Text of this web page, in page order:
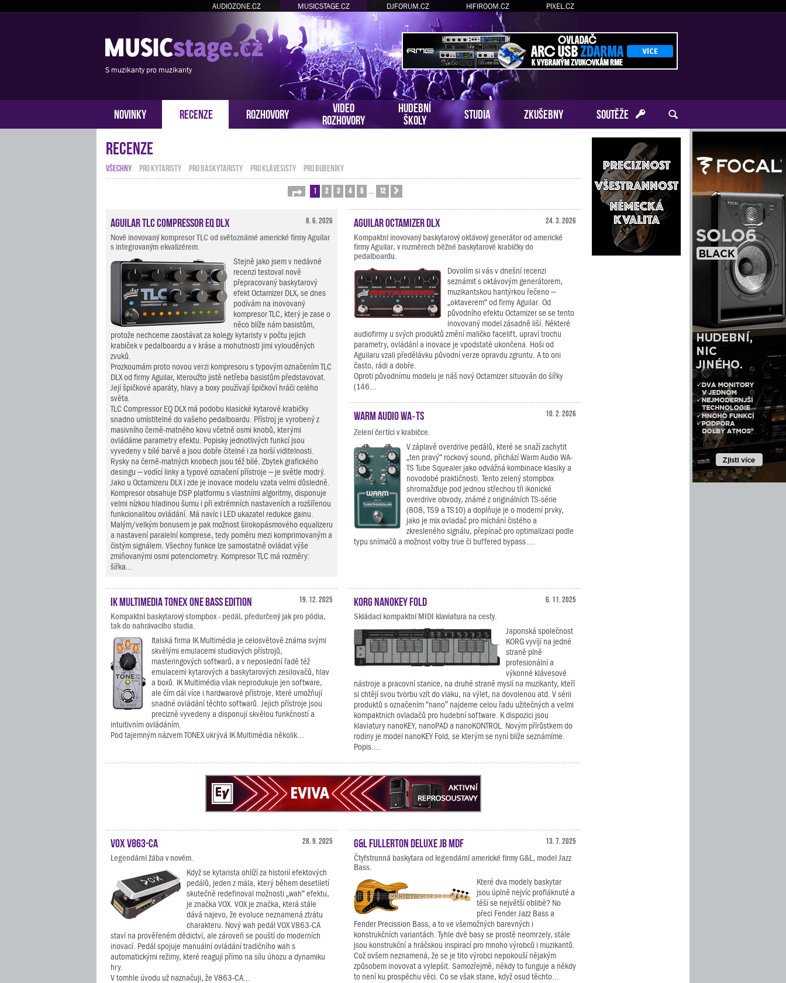
AUDIOZONE.CZ MUSICSTAGE.CZ DJFORUM.CZ HIFIROOM.CZ PIXEL.CZ
S muzikanty pro muzikanty
NOVINKY RECENZE ROZHOVORY
VIDEO
ROZHOVORY
HUDEBNÍ
ŠKOLY
STUDIA ZKUŠEBNY SOUTĚŽE
Recenze
VŠECHNY PRO KYTARISTY PRO BASKYTARISTY PRO KLÁVESISTY PRO BUBENÍKY
Stránka 1z 12
1 2 3 4 5 12
8. 6. 2026
Aguilar TLC Compressor EQ DLX
Nově inovovaný kompresor TLC od světoznámé americké firmy Aguilar
s integrovaným ekvalizérem.
Stejně jako jsem v nedávné
recenzi testoval nově
přepracovaný baskytarový
efekt Octamizer DLX, se dnes
podívám na inovovaný
kompresor TLC, který je zase o
něco blíže nám basistům,
protože nechceme zaostávat za kolegy kytaristy v počtu jejich
krabiček v pedalboardu a v kráse a mohutnosti jimi vylouděných
zvuků.
Prozkoumám proto novou verzi kompresoru s typovým označením TLC
DLX od firmy Aguilar, kteroužto jistě netřeba basistům představovat.
Její špičkové aparáty, hlavy a boxy používají špičkoví hráči celého
světa.
TLC Compressor EQ DLX má podobu klasické kytarové krabičky
snadno umístitelné do vašeho pedalboardu. Přístroj je vyrobený z
masivního černě-matného kovu včetně osmi knobů, kterými
ovládáme parametry efektu. Popisky jednotlivých funkcí jsou
vyvedeny v bílé barvě a jsou dobře čitelné i za horší viditelnosti.
Rysky na černě-matných knobech jsou též bílé. Zbytek grafického
desingu – vodící linky a typové označení přístroje – je světle modrý.
Jako u Octamizeru DLX i zde je inovace modelu vzata velmi důsledně.
Kompresor obsahuje DSP platformu s vlastními algoritmy, disponuje
velmi nízkou hladinou šumu i při extrémních nastaveních a rozšířenou
funkcionalitou ovládání. Má navíc i LED ukazatel redukce gainu.
Malým/velkým bonusem je pak možnost širokopásmového equalizeru
a nastavení paralelní komprese, tedy poměru mezi komprimovaným a
čistým signálem. Všechny funkce lze samostatně ovládat výše
zmiňovanými osmi potenciometry. Kompresor TLC má rozměry:
šířka...
24. 3. 2026
Aguilar Octamizer DLX
Kompaktní inovovaný baskytarový oktávový generátor od americké
firmy Aguilar, v rozměrech běžné baskytarové krabičky do
pedalboardu.
Dovolím si vás v dnešní recenzi
seznámit s oktávovým generátorem,
muzikantskou hantýrkou řečeno –
„oktaverem“ od firmy Aguilar. Od
původního efektu Octamizer se se tento
inovovaný model zásadně liší. Některé
audiofirmy u svých produktů změní maličko facelift, upraví trochu
parametry, ovládání a inovace je vpodstatě ukončena. Hoši od
Aguilaru vzali předělávku původní verze opravdu zgruntu. A to oni
často, rádi a dobře.
Oproti původnímu modelu je náš nový Octamizer situován do šířky
(146...
10. 2. 2026
Warm Audio WA‑TS
Zelení čertíci v krabičce.
V záplavě overdrive pedálů, které se snaží zachytit
„ten pravý“ rockový sound, přichází Warm Audio WA-
TS Tube Squealer jako odvážná kombinace klasiky a
novodobé praktičnosti. Tento zelený stompbox
shromažďuje pod jednou střechou tři ikonické
overdrive obvody, známé z originálních TS-série
(808, TS9 a TS10) a doplňuje je o moderní prvky,
jako je mix ovladač pro míchání čistého a
zkresleného signálu, přepínač pro optimalizaci podle
typu snímačů a možnost volby true či buffered bypass....
19. 12. 2025
IK Multimedia TONEX ONE Bass Edition
Kompaktní baskytarový stompbox - pedál, předurčený jak pro pódia,
tak do nahrávacího studia.
Italská firma IK Multimédia je celosvětově známa svými
skvělými emulacemi studiových přístrojů,
masteringových softwarů, a v neposlední řadě též
emulacemi kytarových a baskytarových zesilovačů, hlav
a boxů. IK Multimédia však neprodukuje jen software,
ale čím dál více i hardwarové přístroje, které umožňují
snadné ovládání těchto softwarů. Jejich přístroje jsou
precizně vyvedeny a disponují skvělou funkčností a
intuitivním ovládáním.
Pod tajemným názvem TONEX ukrývá IK Multimédia několik...
6. 11. 2025
KORG nanoKEY Fold
Skládací kompaktní MIDI klaviatura na cesty.
Japonská společnost
KORG vyvíjí na jedné
straně plně
profesionální a
výkonné klávesové
nástroje a pracovní stanice, na druhé straně myslí na muzikanty, kteří
si chtějí svou tvorbu vzít do vlaku, na výlet, na dovolenou atd. V sérii
produktů s označením “nano” najdeme celou řadu užitečných a velmi
kompaktních ovladačů pro hudební software. K dispozici jsou
klaviatury nanoKEY, nanoPAD a nanoKONTROL. Novým přírůstkem do
rodiny je model nanoKEY Fold, se kterým se nyní blíže seznámíme.
Popis....
28. 9. 2025
VOX V863-CA
Legendární žába v novém.
Když se kytarista ohlíží za historií efektových
pedálů, jeden z mála, který během desetiletí
skutečně redefinoval možnosti „wah“ efektu,
je značka VOX. VOX je značka, která stále
dává najevo, že evoluce neznamená ztrátu
charakteru. Nový wah pedál VOX V863-CA
staví na prověřeném dědictví, ale zároveň se pouští do moderních
inovací. Pedál spojuje manuální ovládání tradičního wah s
automatickými režimy, které reagují přímo na sílu úhozu a dynamiku
hry.
V tomhle úvodu už naznačuji, že V863-CA...
13. 7. 2025
G&L Fullerton Deluxe JB MDF
Čtyřstrunná baskytara od legendární americké firmy G&L, model Jazz
Bass.
Které dva modely baskytar
jsou úplně nejvíc profláknuté a
těší se největší oblibě? No
přeci Fender Jazz Bass a
Fender Precission Bass, a to ve všemožných barevných i
konstrukčních variantách. Tyhle dvě basy se prostě neomrzely, stále
jsou konstrukční a hráčskou inspirací pro mnoho výrobců i muzikantů.
Což ovšem neznamená, že se je tito výrobci nepokouší nějakým
způsobem inovovat a vylepšit. Samozřejmě, někdy to funguje a někdy
to není ku prospěchu věci. Co se však stane, když osud těchto...